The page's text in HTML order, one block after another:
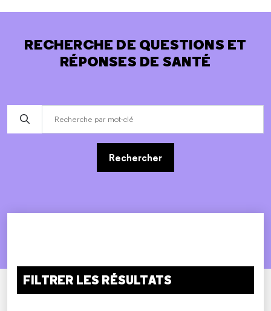
RECHERCHE DE QUESTIONS ET
RÉPONSES DE SANTÉ
Rechercher
FILTRER LES RÉSULTATS